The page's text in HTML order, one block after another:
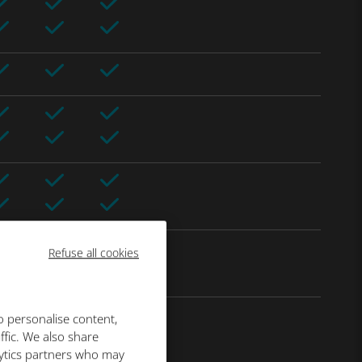
Refuse all cookies
personalise content,
We also share
partners who may